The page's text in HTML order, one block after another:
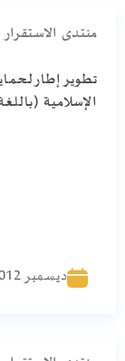
منتدى الاستقرار
تطوير إطار
الإسلامية
ديسمبر 2012